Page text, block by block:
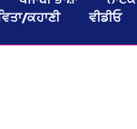
ਕਹਾਣੀ ਵੀਡੀਓ